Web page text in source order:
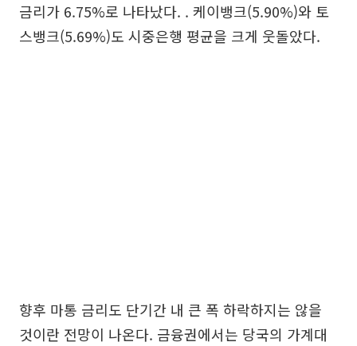
금리가 6.75%로 나타났다. . 케이뱅크(5.90%)와 토
스뱅크(5.69%)도 시중은행 평균을 크게 웃돌았다.
향후 마통 금리도 단기간 내 큰 폭 하락하지는 않을
것이란 전망이 나온다. 금융권에서는 당국의 가계대